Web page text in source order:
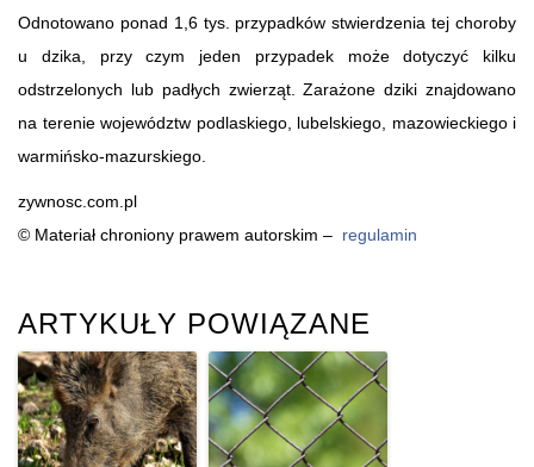
Odnotowano ponad 1,6 tys. przypadków stwierdzenia tej choroby
u dzika, przy czym jeden przypadek może dotyczyć kilku
odstrzelonych lub padłych zwierząt. Zarażone dziki znajdowano
na terenie województw podlaskiego, lubelskiego, mazowieckiego i
warmińsko-mazurskiego.
zywnosc.com.pl
© Materiał chroniony prawem autorskim – regulamin
ARTYKUŁY POWIĄZANE